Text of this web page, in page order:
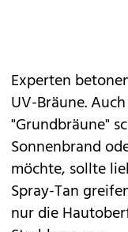
Experten
UV-Bräune.
"Grundbräune"
Sonnenbrand
möchte, sollte
Spray-Tan
nur die